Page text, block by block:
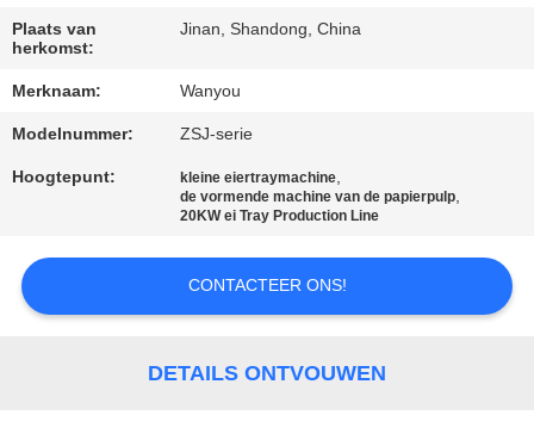
CONTACTEER
NIEUWS
GEVALLEN
Plaats van
herkomst:
Jinan, Shandong, China
Merknaam: Wanyou
Modelnummer: ZSJ-serie
Hoogtepunt: kleine eiertraymachine,
de vormende machine van de papierpulp,
20KW ei Tray Production Line
CONTACTEER ONS!
DETAILS ONTVOUWEN